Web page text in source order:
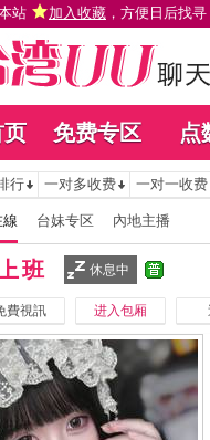
站 加入收藏 ，方便日后找寻
页 免费专区 点
行 一对多收费 一对一收费
台妹专区 內地主播
班 休息中
費視訊 进入包厢